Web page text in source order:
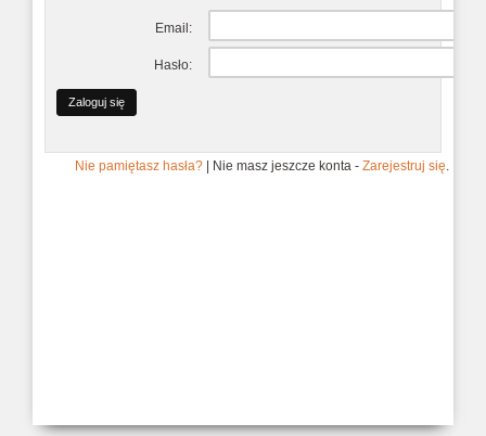
Email:
Hasło:
Nie pamiętasz hasła?| Nie masz jeszcze konta - Zarejestruj się.